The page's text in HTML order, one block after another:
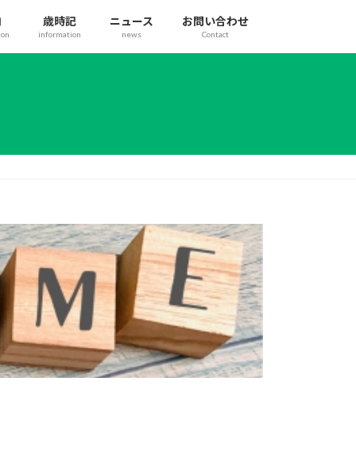
歳時記
information
ニュース
news
お問い合わせ
Contact